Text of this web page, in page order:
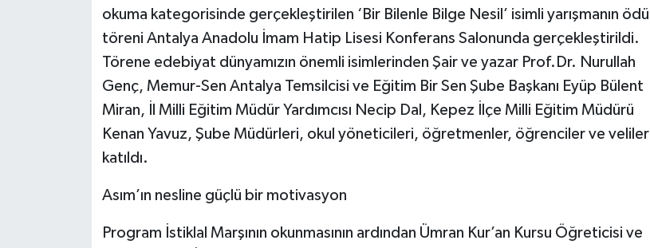
okuma kategorisinde gerçekleştirilen ‘Bir Bilenle Bilge Nesil’ isimli yarışmanın ödül
töreni Antalya Anadolu İmam Hatip Lisesi Konferans Salonunda gerçekleştirildi.
Törene edebiyat dünyamızın önemli isimlerinden Şair ve yazar Prof.Dr. Nurullah
Genç, Memur-Sen Antalya Temsilcisi ve Eğitim Bir Sen Şube Başkanı Eyüp Bülent
Miran, İl Milli Eğitim Müdür Yardımcısı Necip Dal, Kepez İlçe Milli Eğitim Müdürü
Kenan Yavuz, Şube Müdürleri, okul yöneticileri, öğretmenler, öğrenciler ve veliler
katıldı.
Asım’ın nesline güçlü bir motivasyon
Program İstiklal Marşının okunmasının ardından Ümran Kur’an Kursu Öğreticisi ve